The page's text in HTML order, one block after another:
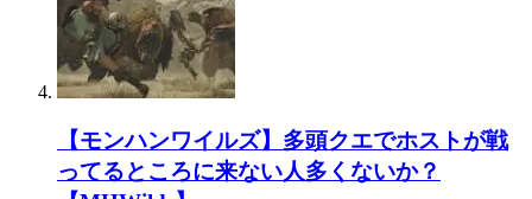
【モンハンワイルズ】多頭クエでホストが戦
ってるところに来ない人多くないか？